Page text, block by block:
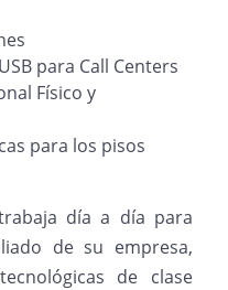
para Call Centers
Físico y
para los pisos
día a día para
de su empresa,
de clase